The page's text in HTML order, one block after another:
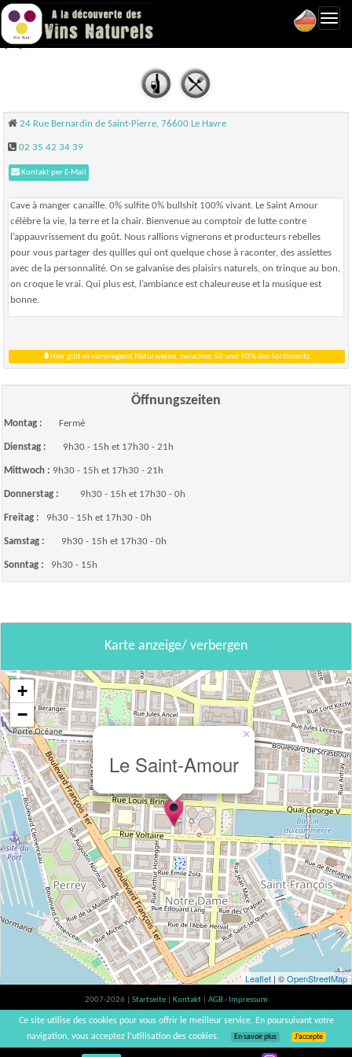
Le Saint-Amour - Le Havre
24 Rue Bernardin de Saint-Pierre, 76600 Le Havre
02 35 42 34 39
Kontakt per E-Mail
Cave à manger canaille. 0% sulfite 0% bullshit 100% vivant. Le Saint Amour
célèbre la vie, la terre et la chair. Bienvenue au comptoir de lutte contre
l’appauvrissement du goût. Nous rallions vignerons et producteurs rebelles
pour vous partager des quilles qui ont quelque chose à raconter, des assiettes
avec de la personnalité. On se galvanise des plaisirs naturels, on trinque au bon,
on croque le vrai. Qui plus est, l’ambiance est chaleureuse et la musique est
bonne.
Hier gibt es vorwiegend Naturweine, zwischen 50 und 90% des Sortiments
Öffnungszeiten
Montag : Fermé
Dienstag : 9h30 - 15h et 17h30 - 21h
Mittwoch : 9h30 - 15h et 17h30 - 21h
Donnerstag : 9h30 - 15h et 17h30 - 0h
Freitag : 9h30 - 15h et 17h30 - 0h
Samstag : 9h30 - 15h et 17h30 - 0h
Sonntag : 9h30 - 15h
Karte anzeige/ verbergen
Le Saint-Amour
×
+
−
Leaflet | ©OpenStreetMap
2007-2026 | Startseite Kontakt
AGB - Impressum
Der Verzehr von Alkohol ist gesundheitsschädlich, Verzehr in Maßen empfohlen |
vinsnaturels | v3.12
Ce site utilise des cookies pour vous offrir le meilleur service. En poursuivant votre
navigation, vous acceptez l’utilisation des cookies.
En savoir plus J’accepte